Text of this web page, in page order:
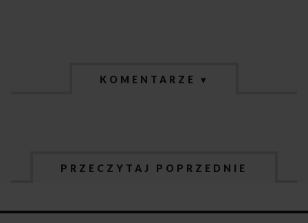
KOMENTARZE ▾
PRZECZYTAJ POPRZEDNIE